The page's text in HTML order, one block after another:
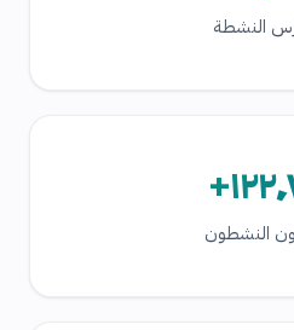
النشطة
النشطون